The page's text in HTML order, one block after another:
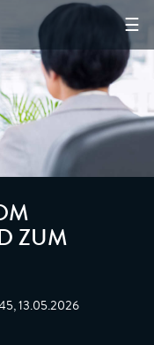
☰
ZUM
13.05.2026